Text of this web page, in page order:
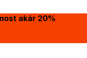
akár 20%